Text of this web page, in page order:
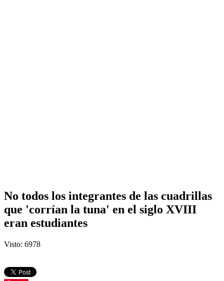
No todos los integrantes de las cuadrillas
que 'corrían la tuna' en el siglo XVIII
eran estudiantes
Visto: 6978